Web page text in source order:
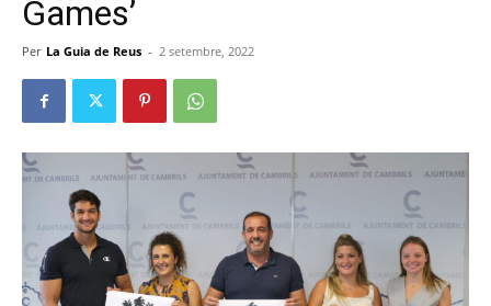
Games’
Per La Guia de Reus - 2 setembre, 2022